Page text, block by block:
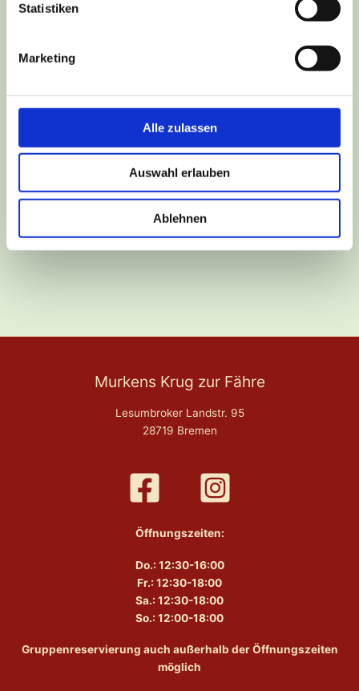
Statistiken
Marketing
Alle zulassen
Auswahl erlauben
Ablehnen
Events
Oktober 5, 2022
05.10.2022 Tanzen zu den größten Hits aller Zeiten
Murkens Krug zur Fähre
Lesumbroker Landstr. 95
28719 Bremen
Öffnungszeiten:
Do.: 12:30-16:00
Fr.: 12:30-18:00
Sa.: 12:30-18:00
So.: 12:00-18:00
Gruppenreservierung auch außerhalb der Öffnungszeiten
möglich